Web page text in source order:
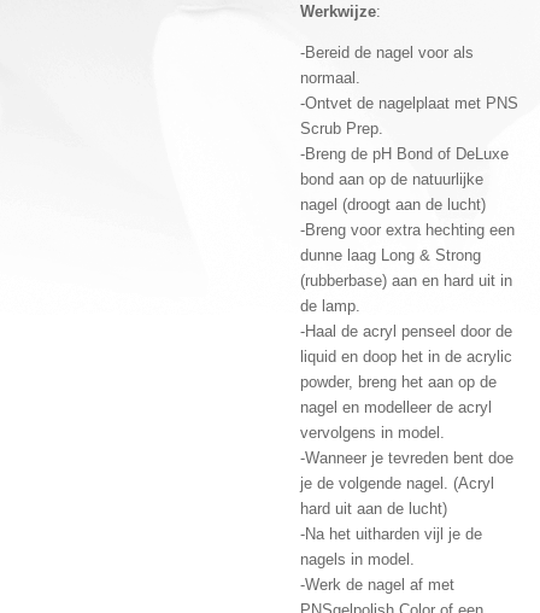
Werkwijze:
-Bereid de nagel voor als
normaal.
-Ontvet de nagelplaat met PNS
Scrub Prep.
-Breng de pH Bond of DeLuxe
bond aan op de natuurlijke
nagel (droogt aan de lucht)
-Breng voor extra hechting een
dunne laag Long & Strong
(rubberbase) aan en hard uit in
de lamp.
-Haal de acryl penseel door de
liquid en doop het in de acrylic
powder, breng het aan op de
nagel en modelleer de acryl
vervolgens in model.
-Wanneer je tevreden bent doe
je de volgende nagel. (Acryl
hard uit aan de lucht)
-Na het uitharden vijl je de
nagels in model.
-Werk de nagel af met